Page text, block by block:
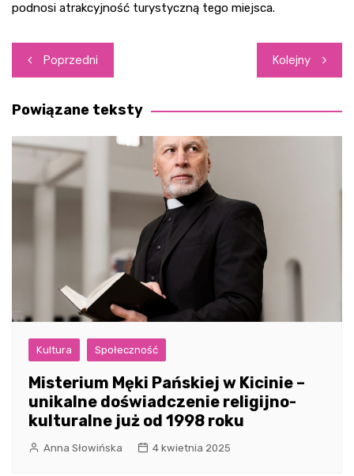
podnosi atrakcyjność turystyczną tego miejsca.
Nawigacja
wpisu
Poprzedni Kolejny
Powiązane teksty
Kultura Społeczność
Misterium Męki Pańskiej w Kicinie –
unikalne doświadczenie religijno-
kulturalne już od 1998 roku
Anna Słowińska 4 kwietnia 2025